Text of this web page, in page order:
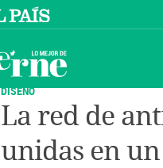
DISEÑO
La red de
unidas en